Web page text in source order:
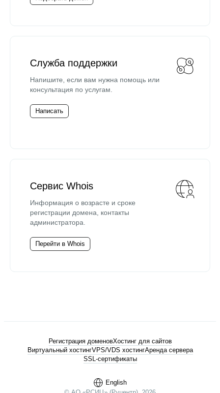
Служба поддержки
Напишите, если вам нужна помощь или
консультация по услугам.
Написать
Сервис Whois
Информация о возрасте и сроке
регистрации домена, контакты
администратора.
Перейти в Whois
English
Регистрация доменовХостинг для сайтов
Виртуальный хостингVPS/VDS хостингАренда сервера
SSL-сертификаты